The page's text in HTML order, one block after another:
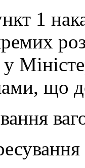
1
у
що